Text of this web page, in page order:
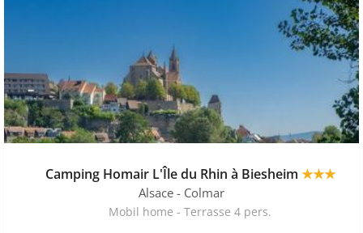
Camping Homair L'Île du Rhin à Biesheim ★★★
Alsace - Colmar
Mobil home - Terrasse 4 pers.